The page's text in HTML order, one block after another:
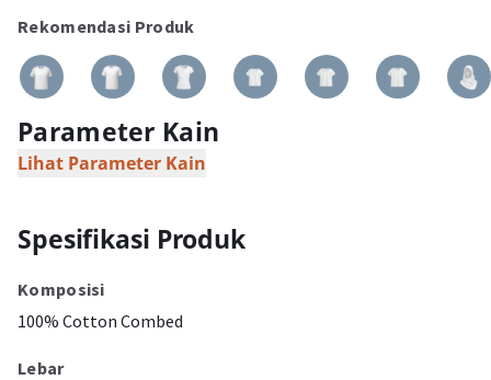
Rekomendasi Produk
Parameter Kain
Lihat Parameter Kain
Spesifikasi Produk
Komposisi
100% Cotton Combed
Lebar